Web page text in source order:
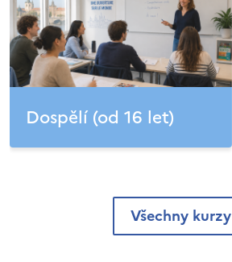
Dospělí (od 16 let)
Všechny kurzy